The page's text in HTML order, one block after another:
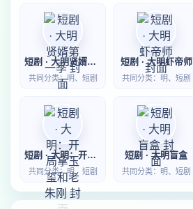
短剧 · 大明贤婿第一季
共同分类：明、短剧
短剧 · 大明虾帝师
共同分类：明、短剧
短剧 · 大明：开局拿玉玺和老朱刚
共同分类：明、短剧
短剧 · 大明盲盒
共同分类：明、短剧